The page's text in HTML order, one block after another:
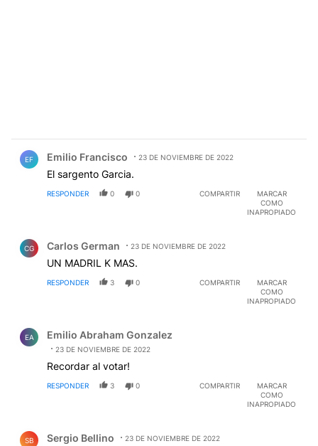
EF Emilio Francisco 23 DE NOVIEMBRE DE 2022
El sargento Garcia.
RESPONDER 0 0 COMPARTIR
MARCAR
COMO
INAPROPIADO
CG Carlos German 23 DE NOVIEMBRE DE 2022
UN MADRIL K MAS.
RESPONDER 3 0 COMPARTIR
MARCAR
COMO
INAPROPIADO
EA Emilio Abraham Gonzalez
23 DE NOVIEMBRE DE 2022
Recordar al votar!
RESPONDER 3 0 COMPARTIR
MARCAR
COMO
INAPROPIADO
SB Sergio Bellino 23 DE NOVIEMBRE DE 2022